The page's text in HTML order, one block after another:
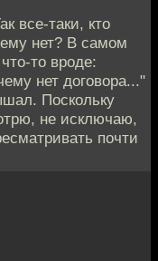
все-таки, кто
нет? В самом
то вроде:
нет договора..."
Поскольку
не исключаю,
почти